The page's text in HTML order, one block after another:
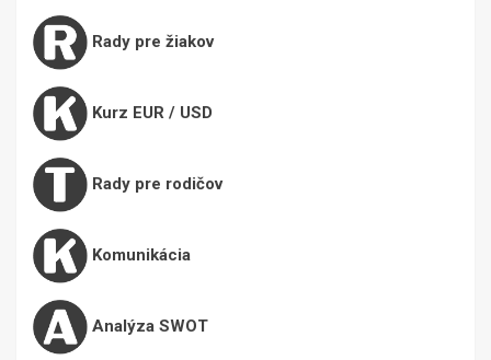
Rady pre žiakov
Kurz EUR / USD
Rady pre rodičov
Komunikácia
Analýza SWOT